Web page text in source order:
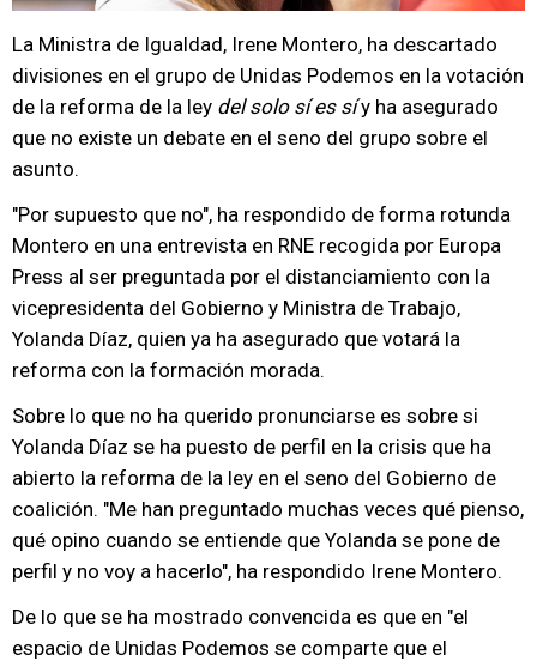
La Ministra de Igualdad, Irene Montero, ha descartado
divisiones en el grupo de Unidas Podemos en la votación
de la reforma de la ley del solo sí es síy ha asegurado
que no existe un debate en el seno del grupo sobre el
asunto.
"Por supuesto que no", ha respondido de forma rotunda
Montero en una entrevista en RNE recogida por Europa
Press al ser preguntada por el distanciamiento con la
vicepresidenta del Gobierno y Ministra de Trabajo,
Yolanda Díaz, quien ya ha asegurado que votará la
reforma con la formación morada.
Sobre lo que no ha querido pronunciarse es sobre si
Yolanda Díaz se ha puesto de perfil en la crisis que ha
abierto la reforma de la ley en el seno del Gobierno de
coalición. "Me han preguntado muchas veces qué pienso,
qué opino cuando se entiende que Yolanda se pone de
perfil y no voy a hacerlo", ha respondido Irene Montero.
De lo que se ha mostrado convencida es que en "el
espacio de Unidas Podemos se comparte que el